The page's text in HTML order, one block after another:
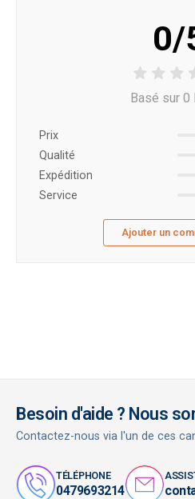
0/
Basé sur 0
Prix ​​
Qualité
Expédition
Service
Ajouter un
Besoin d'aide ? Nous
Contactez-nous via l'un de ces
TÉLÉPHONE
0479693214